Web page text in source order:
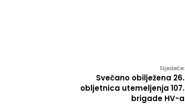
Sljedeće:
Svečano obilježena 26.
obljetnica utemeljenja 107.
brigade HV-a